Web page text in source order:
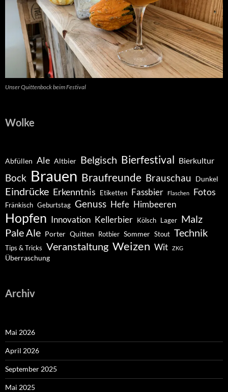
Unser Quittenbock beim Festival
Wolke
Abfüllen Ale Altbier Belgisch Bierfestival Bierkultur
Bock Brauen Braufreunde Brauschau Dunkel
Eindrücke Erkenntnis Etiketten Fassbier Flaschen Fotos
Fränkisch Geburtstag Genuss Hefe Himbeeren
Hopfen Innovation Kellerbier Kölsch Lager Malz
Pale Ale Porter Quitten Rotbier Sommer Stout Technik
Tips & Tricks Veranstaltung Weizen Wit ZKG
Überraschung
Archiv
Mai 2026
April 2026
September 2025
Mai 2025